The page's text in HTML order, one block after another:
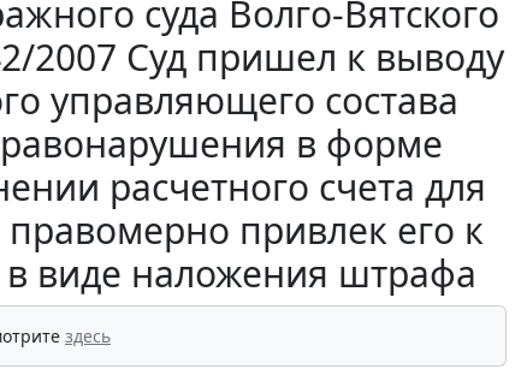
суда Волго-Вятского
2007 Суд пришел к выводу
управляющего состава
в форме
расчетного счета для
привлек его к
в виде наложения штрафа
здесь